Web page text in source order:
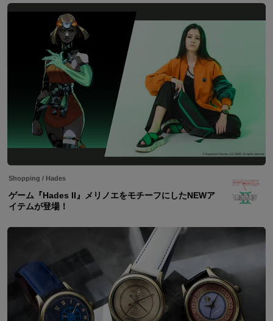
Shopping / Hades
ゲーム『Hades II』メリノエをモチーフにしたNEWア
イテムが登場！